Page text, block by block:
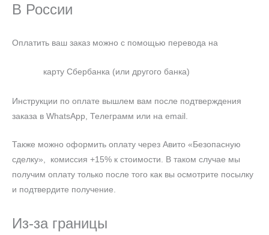
В России
Оплатить ваш заказ можно с помощью перевода на
карту Сбербанка (или другого банка)
Инструкции по оплате вышлем вам после подтверждения
заказа в WhatsApp, Телеграмм или на email.
Также можно оформить оплату через Авито «Безопасную
сделку», комиссия +15% к стоимости. В таком случае мы
получим оплату только после того как вы осмотрите посылку
и подтвердите получение.
Из-за границы